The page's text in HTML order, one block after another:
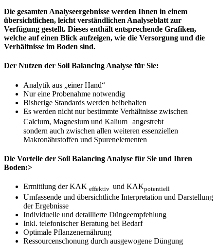
Die gesamten Analyseergebnisse werden Ihnen in einem
übersichtlichen, leicht verständlichen Analyseblatt zur
Verfügung gestellt. Dieses enthält entsprechende Grafiken,
welche auf einen Blick aufzeigen, wie die Versorgung und die
Verhältnisse im Boden sind.
Der Nutzen der Soil Balancing Analyse für Sie:
Analytik aus „einer Hand“
Nur eine Probenahme notwendig
Bisherige Standards werden beibehalten
Es werden nicht nur bestimmte Verhältnisse zwischen
Calcium, Magnesium und Kalium angestrebt
sondern auch zwischen allen weiteren essenziellen
Makronährstoffen und Spurenelementen
Die Vorteile der Soil Balancing Analyse für Sie und Ihren
Boden:>
Ermittlung der KAK effektiv und KAKpotentiell
Umfassende und übersichtliche Interpretation und Darstellung
der Ergebnisse
Individuelle und detaillierte Düngeempfehlung
Inkl. telefonischer Beratung bei Bedarf
Optimale Pflanzenernährung
Ressourcenschonung durch ausgewogene Düngung